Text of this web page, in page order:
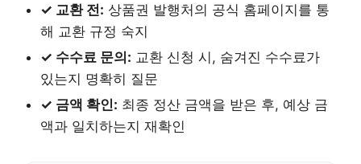
✓ 교환 전: 상품권 발행처의 공식 홈페이지를 통
해 교환 규정 숙지
✓ 수수료 문의: 교환 신청 시, 숨겨진 수수료가
있는지 명확히 질문
✓ 금액 확인: 최종 정산 금액을 받은 후, 예상 금
액과 일치하는지 재확인